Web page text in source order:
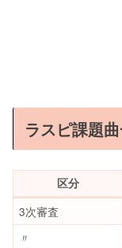
ラスピ課題
区分
3次審査
〃